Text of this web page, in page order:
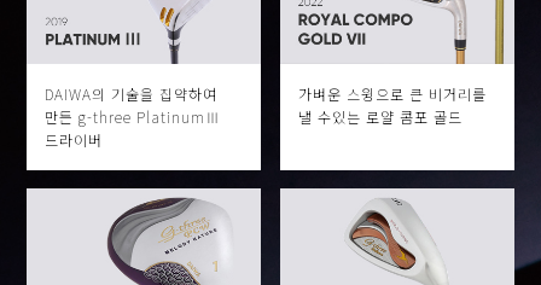
DAIWA의 기술을 집약하여
만든 g-three PlatinumⅢ
드라이버
가벼운 스윙으로 큰 비거리를
낼 수있는 로얄 콤포 골드